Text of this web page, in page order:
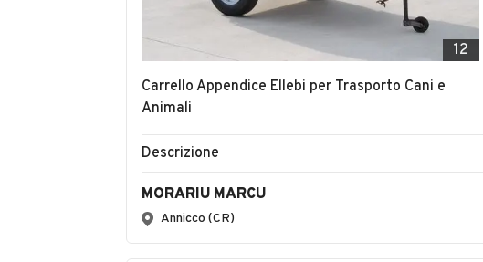
12
Carrello Appendice Ellebi per Trasporto Cani e
Animali
Descrizione
MORARIU MARCU
Annicco (CR)